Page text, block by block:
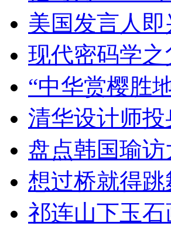
美国发言人
现代密码学
“中华赏樱胜
清华设计师
盘点韩国瑜
想过桥就得
祁连山下玉